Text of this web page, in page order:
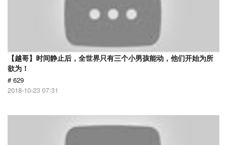
【越哥】时间静止后，全世界只有三个小男孩能动，他们开始为所
欲为！
# 629
2018-10-23 07:31